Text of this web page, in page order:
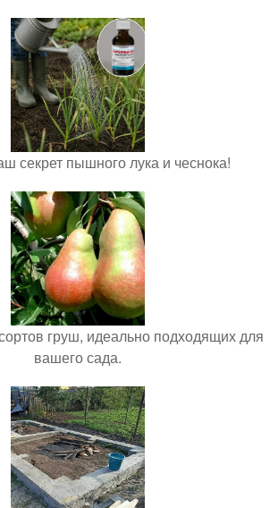
секрет пышного лука и чеснока!
груш, идеально подходящих для
вашего сада.